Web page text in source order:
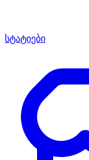
სტატიები